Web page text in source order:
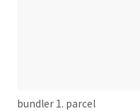
bundler 1. parcel